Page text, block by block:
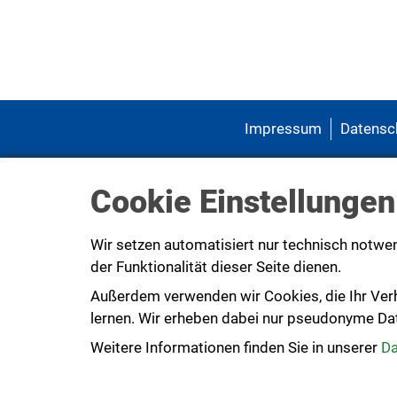
Impressum
Cookie Einstellungen
Wir setzen automatisiert nur technisch
der Funktionalität dieser Seite dienen.
Außerdem verwenden wir Cookies, die Ihr
lernen. Wir erheben dabei nur pseudonyme
Weitere Informationen finden Sie in unserer